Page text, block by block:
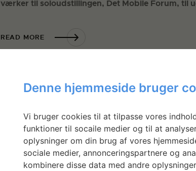
værker til soloudstillingen, Det Mobile Forum, til
READ MORE
Denne hjemmeside bruger
Vi bruger cookies til at tilpasse vores
funktioner til socaile medier og til at
oplysninger om din brug af vores
sociale medier, annonceringspartnere og
kombinere disse data med andre